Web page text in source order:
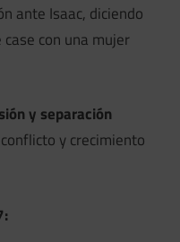
ante Isaac, diciendo
con una mujer
y separación
y crecimiento